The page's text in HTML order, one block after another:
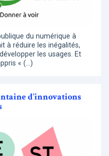
du numérique à
à réduire les inégalités,
les usages. Et
« (…)
d’innovations